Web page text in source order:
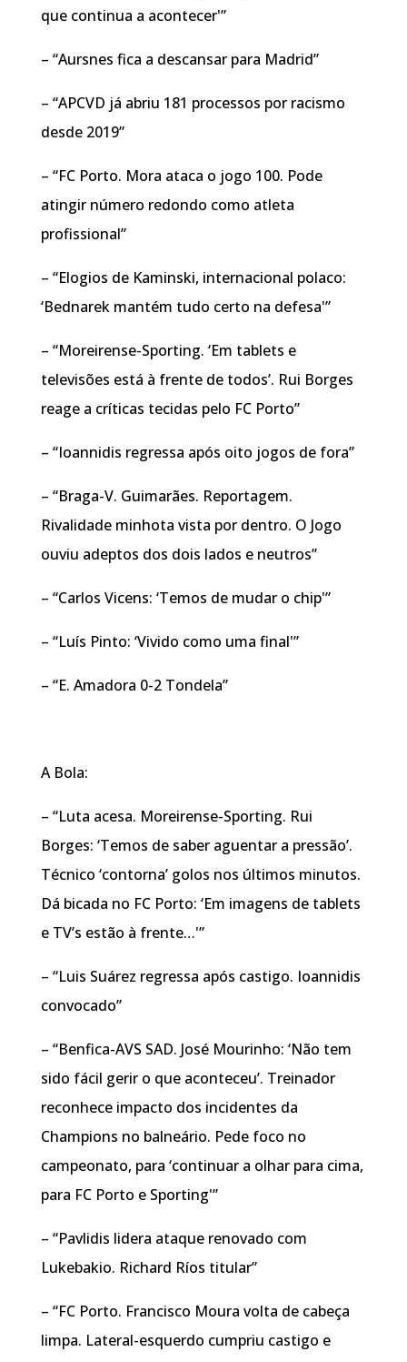
que continua a acontecer'”
– “Aursnes fica a descansar para Madrid”
– “APCVD já abriu 181 processos por racismo
desde 2019”
– “FC Porto. Mora ataca o jogo 100. Pode
atingir número redondo como atleta
profissional”
– “Elogios de Kaminski, internacional polaco:
‘Bednarek mantém tudo certo na defesa'”
– “Moreirense-Sporting. ‘Em tablets e
televisões está à frente de todos’. Rui Borges
reage a críticas tecidas pelo FC Porto”
– “Ioannidis regressa após oito jogos de fora”
– “Braga-V. Guimarães. Reportagem.
Rivalidade minhota vista por dentro. O Jogo
ouviu adeptos dos dois lados e neutros”
– “Carlos Vicens: ‘Temos de mudar o chip'”
– “Luís Pinto: ‘Vivido como uma final'”
– “E. Amadora 0-2 Tondela”
A Bola:
– “Luta acesa. Moreirense-Sporting. Rui
Borges: ‘Temos de saber aguentar a pressão’.
Técnico ‘contorna’ golos nos últimos minutos.
Dá bicada no FC Porto: ‘Em imagens de tablets
e TV’s estão à frente…'”
– “Luis Suárez regressa após castigo. Ioannidis
convocado”
– “Benfica-AVS SAD. José Mourinho: ‘Não tem
sido fácil gerir o que aconteceu’. Treinador
reconhece impacto dos incidentes da
Champions no balneário. Pede foco no
campeonato, para ‘continuar a olhar para cima,
para FC Porto e Sporting'”
– “Pavlidis lidera ataque renovado com
Lukebakio. Richard Ríos titular”
– “FC Porto. Francisco Moura volta de cabeça
limpa. Lateral-esquerdo cumpriu castigo e